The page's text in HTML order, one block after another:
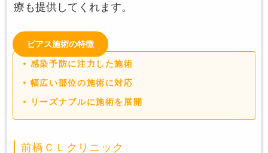
療も提供してくれます。
ピアス施術の特徴
感染予防に注力した施術
幅広い部位の施術に対応
リーズナブルに施術を展開
前橋ＣＬクリニック